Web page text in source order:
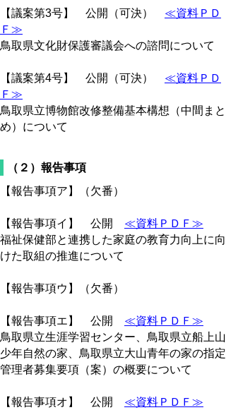
【議案第3号】 公開（可決） ≪資料ＰＤ
Ｆ≫
鳥取県文化財保護審議会への諮問について
【議案第4号】 公開（可決） ≪資料ＰＤ
Ｆ≫
鳥取県立博物館改修整備基本構想（中間まと
め）について
（２）報告事項
【報告事項ア】（欠番）
【報告事項イ】 公開 ≪資料ＰＤＦ≫
福祉保健部と連携した家庭の教育力向上に向
けた取組の推進について
【報告事項ウ】（欠番）
【報告事項エ】 公開 ≪資料ＰＤＦ≫
鳥取県立生涯学習センター、鳥取県立船上山
少年自然の家、鳥取県立大山青年の家の指定
管理者募集要項（案）の概要について
【報告事項オ】 公開 ≪資料ＰＤＦ≫